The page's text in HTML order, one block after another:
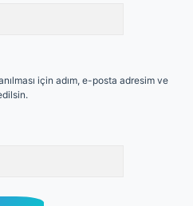
için adım, e-posta adresim ve